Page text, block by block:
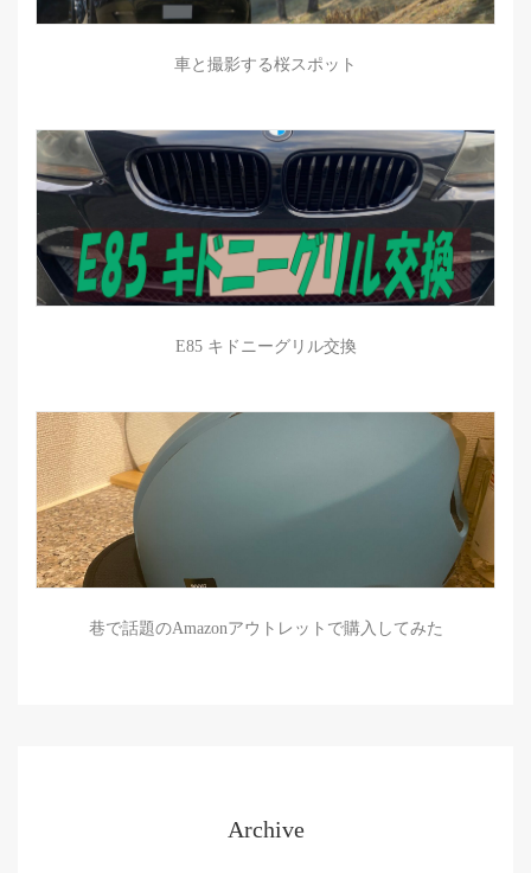
車と撮影する桜スポット
E85 キドニーグリル交換
巷で話題のAmazonアウトレットで購入してみた
Archive